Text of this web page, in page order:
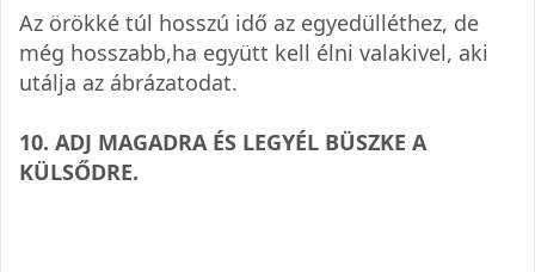
Az örökké túl hosszú idő az egye­dül­lét­hez, de
még hosszabb,ha együtt kell élni vala­ki­vel, aki
utálja az ábrázatodat.
10. ADJ MAGADRA ÉS LEGYÉL BÜSZKE A
KÜLSŐDRE.